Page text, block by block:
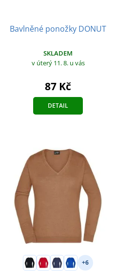
Bavlněné ponožky DONUT
SKLADEM
v úterý 11. 8. u vás
87 Kč
DETAIL
+6